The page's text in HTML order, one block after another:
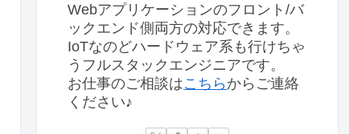
Webアプリケーションのフロント/バ
ックエンド側両方の対応できます。
IoTなのどハードウェア系も行けちゃ
うフルスタックエンジニアです。
お仕事のご相談はこちら からご連絡
ください♪